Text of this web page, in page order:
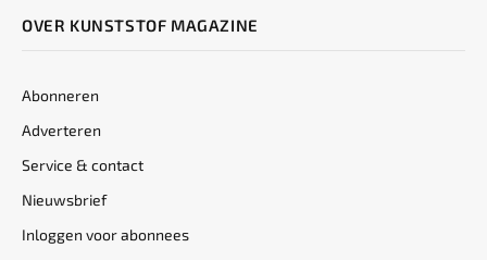
OVER KUNSTSTOF MAGAZINE
Abonneren
Adverteren
Service & contact
Nieuwsbrief
Inloggen voor abonnees